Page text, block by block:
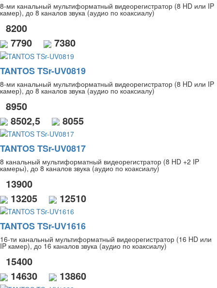
8-ми канальный мультиформатный видеорегистратор (8 HD или IP
камер), до 8 каналов звука (аудио по коаксиалу)
8200
7790
7380
TANTOS TSr-UV0819
8-ми канальный мультиформатный видеорегистратор (8 HD или IP
камер), до 8 каналов звука (аудио по коаксиалу)
8950
8502,5
8055
TANTOS TSr-UV0817
8 канальный мультиформатный видеорегистратор (8 HD +2 IP
камеры), до 8 каналов звука (аудио по коаксиалу)
13900
13205
12510
TANTOS TSr-UV1616
16-ти канальный мультиформатный видеорегистратор (16 HD или
IP камер), до 16 каналов звука (аудио по коаксиалу)
15400
14630
13860